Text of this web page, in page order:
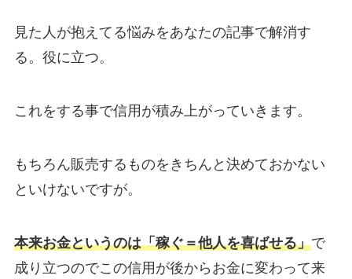
見た人が抱えてる悩みをあなたの記事で解消す
る。役に立つ。
これをする事で信用が積み上がっていきます。
もちろん販売するものをきちんと決めておかない
といけないですが。
本来お金というのは「稼ぐ＝他人を喜ばせる」で
成り立つのでこの信用が後からお金に変わって来